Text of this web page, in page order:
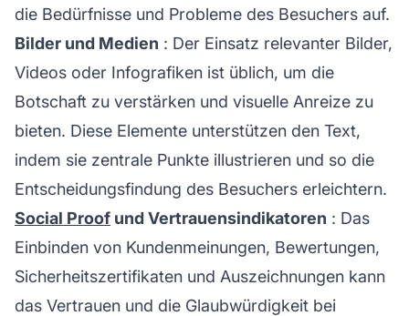
die Bedürfnisse und Probleme des Besuchers auf.
Bilder und Medien : Der Einsatz relevanter Bilder,
Videos oder Infografiken ist üblich, um die
Botschaft zu verstärken und visuelle Anreize zu
bieten. Diese Elemente unterstützen den Text,
indem sie zentrale Punkte illustrieren und so die
Entscheidungsfindung des Besuchers erleichtern.
Social Proof und Vertrauensindikatoren : Das
Einbinden von Kundenmeinungen, Bewertungen,
Sicherheitszertifikaten und Auszeichnungen kann
das Vertrauen und die Glaubwürdigkeit bei